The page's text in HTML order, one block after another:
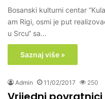
Bosanski kulturni centar
am Rigi, osmi je put
u Srcu“ sa…
Saznaj više »
Admin 11/02/2017 250